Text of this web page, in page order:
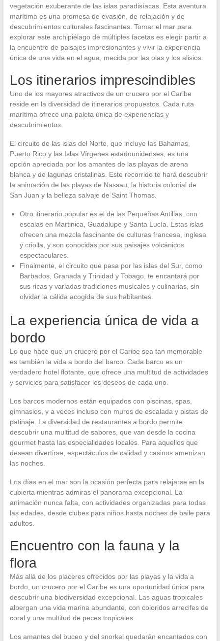
vegetación exuberante de las islas paradisíacas. Esta aventura
marítima es una promesa de evasión, de relajación y de
descubrimientos culturales fascinantes. Tomar el mar para
explorar este archipiélago de múltiples facetas es elegir partir a
la encuentro de paisajes impresionantes y vivir la experiencia
única de una vida en el agua, mecida por las olas y los alisios.
Los itinerarios imprescindibles
Uno de los mayores atractivos de un crucero por el Caribe
reside en la diversidad de itinerarios propuestos. Cada ruta
marítima ofrece una paleta única de experiencias y
descubrimientos.
El circuito de las islas del Norte, que incluye las Bahamas,
Puerto Rico y las Islas Vírgenes estadounidenses, es una
opción apreciada por los amantes de las playas de arena
blanca y de lagunas cristalinas. Este recorrido te hará descubrir
la animación de las playas de Nassau, la historia colonial de
San Juan y la belleza salvaje de Saint Thomas.
Otro itinerario popular es el de las Pequeñas Antillas, con
escalas en Martinica, Guadalupe y Santa Lucía. Estas islas
ofrecen una mezcla fascinante de culturas francesa, inglesa
y criolla, y son conocidas por sus paisajes volcánicos
espectaculares.
Finalmente, el circuito que pasa por las islas del Sur, como
Barbados, Granada y Trinidad y Tobago, te encantará por
sus ricas y variadas tradiciones musicales y culinarias, sin
olvidar la cálida acogida de sus habitantes.
La experiencia única de vida a
bordo
Lo que hace que un crucero por el Caribe sea tan memorable
es también la vida a bordo del barco. Cada barco es un
verdadero hotel flotante, que ofrece una multitud de actividades
y servicios para satisfacer los deseos de cada uno.
Los barcos modernos están equipados con piscinas, spas,
gimnasios, y a veces incluso con muros de escalada y pistas de
patinaje. La diversidad de restaurantes a bordo permite
descubrir una multitud de sabores, que van desde la cocina
gourmet hasta las especialidades locales. Para aquellos que
desean divertirse, espectáculos de calidad y casinos amenizan
las noches.
Los días en el mar son la ocasión perfecta para relajarse en la
cubierta mientras admiras el panorama excepcional. La
animación nunca falta, con actividades organizadas para todas
las edades, desde clubes para niños hasta noches de baile para
adultos.
Encuentro con la fauna y la
flora
Más allá de los placeres ofrecidos por las playas y la vida a
bordo, un crucero por el Caribe es una oportunidad única para
descubrir una biodiversidad excepcional. Las aguas tropicales
albergan una vida marina abundante, con coloridos arrecifes de
coral y una multitud de peces tropicales.
Los amantes del buceo y del snorkel quedarán encantados con